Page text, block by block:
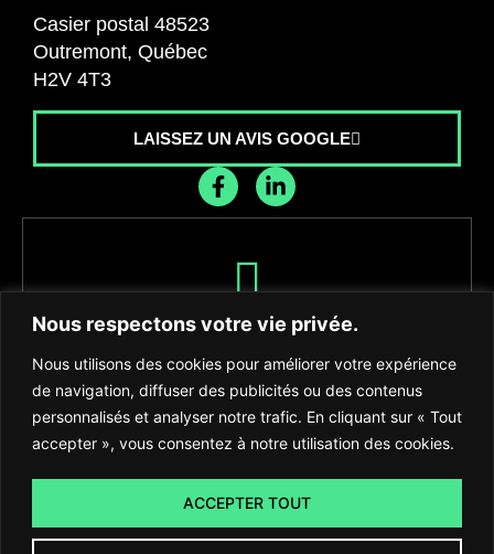
Nous respectons votre vie privée.
Nous utilisons des cookies pour améliorer votre expérience
de navigation, diffuser des publicités ou des contenus
personnalisés et analyser notre trafic. En cliquant sur « Tout
accepter », vous consentez à notre utilisation des cookies.
ACCEPTER TOUT
Casier postal 48523
Outremont, Québec
H2V 4T3
LAISSEZ UN AVIS GOOGLE
Recevez les dernières nouvelles de
S'INSCRIRE